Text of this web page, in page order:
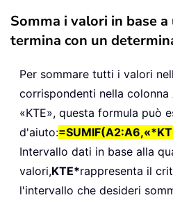
Somma i valori in base
termina con un
Per sommare tutti i valori
corrispondenti nella
«KTE», questa formula può
d'aiuto:
Intervallo dati in base alla
valori,KTE*rappresenta il
l'intervallo che desideri